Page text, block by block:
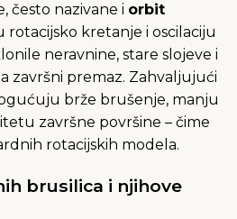
često nazivane i orbit
rotacijsko kretanje i oscilaciju
neravnine, stare slojeve i
završni premaz. Zahvaljujući
brže brušenje, manju
završne površine – čime
rotacijskih modela.
brusilica i njihove